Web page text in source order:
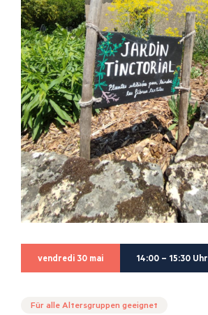
vendredi 30 mai 14:00 – 15:30 Uhr
Für alle Altersgruppen geeignet